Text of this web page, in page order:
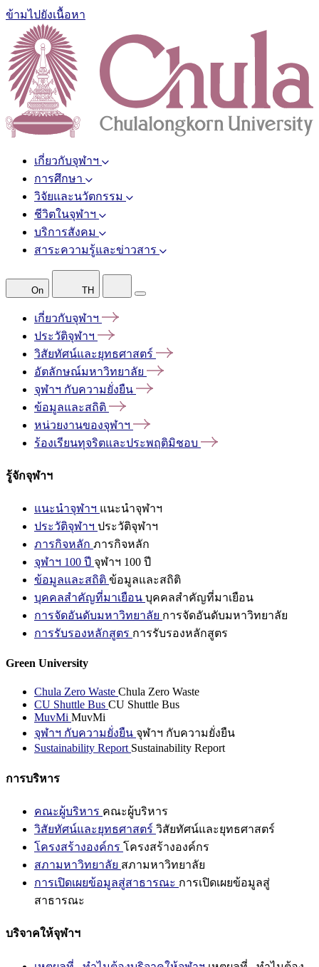
ข้ามไปยังเนื้อหา
เกี่ยวกับจุฬาฯ
การศึกษา
วิจัยและนวัตกรรม
ชีวิตในจุฬาฯ
บริการสังคม
สาระความรู้และข่าวสาร
On TH
เกี่ยวกับจุฬาฯ
ประวัติจุฬาฯ
วิสัยทัศน์และยุทธศาสตร์
อัตลักษณ์มหาวิทยาลัย
จุฬาฯ กับความยั่งยืน
ข้อมูลและสถิติ
หน่วยงานของจุฬาฯ
ร้องเรียนทุจริตและประพฤติมิชอบ
รู้จักจุฬาฯ
แนะนำจุฬาฯ แนะนำจุฬาฯ
ประวัติจุฬาฯ ประวัติจุฬาฯ
ภารกิจหลัก ภารกิจหลัก
จุฬาฯ 100 ปี จุฬาฯ 100 ปี
ข้อมูลและสถิติ ข้อมูลและสถิติ
บุคคลสำคัญที่มาเยือน บุคคลสำคัญที่มาเยือน
การจัดอันดับมหาวิทยาลัย การจัดอันดับมหาวิทยาลัย
การรับรองหลักสูตร การรับรองหลักสูตร
Green University
Chula Zero Waste Chula Zero Waste
CU Shuttle Bus CU Shuttle Bus
MuvMi MuvMi
จุฬาฯ กับความยั่งยืน จุฬาฯ กับความยั่งยืน
Sustainability Report Sustainability Report
การบริหาร
คณะผู้บริหาร คณะผู้บริหาร
วิสัยทัศน์และยุทธศาสตร์ วิสัยทัศน์และยุทธศาสตร์
โครงสร้างองค์กร โครงสร้างองค์กร
สภามหาวิทยาลัย สภามหาวิทยาลัย
การเปิดเผยข้อมูลสู่สาธารณะ การเปิดเผยข้อมูลสู่
สาธารณะ
บริจาคให้จุฬาฯ